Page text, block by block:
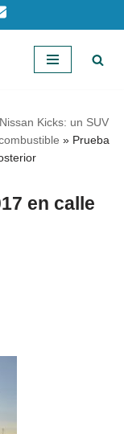
Kicks: un SUV
» Prueba
en calle